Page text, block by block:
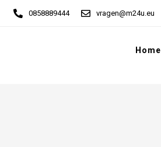
0858889444 vragen@m24u.eu
Home